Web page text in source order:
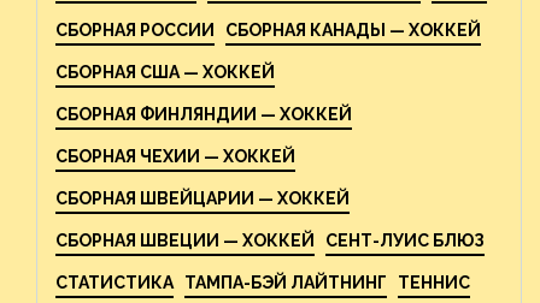
СБОРНАЯ РОССИИ СБОРНАЯ КАНАДЫ — ХОККЕЙ
СБОРНАЯ США — ХОККЕЙ
СБОРНАЯ ФИНЛЯНДИИ — ХОККЕЙ
СБОРНАЯ ЧЕХИИ — ХОККЕЙ
СБОРНАЯ ШВЕЙЦАРИИ — ХОККЕЙ
СБОРНАЯ ШВЕЦИИ — ХОККЕЙ СЕНТ-ЛУИС БЛЮЗ
СТАТИСТИКА ТАМПА-БЭЙ ЛАЙТНИНГ ТЕННИС